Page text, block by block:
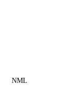
NML